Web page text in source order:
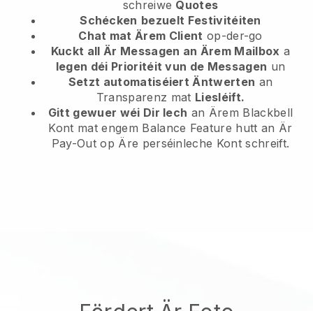
schreiwe Quotes
Schécken bezuelt Festivitéiten
Chat mat Ärem Client op-der-go
Kuckt all Är Messagen an Ärem Mailbox a
legen déi Prioritéit vun de Messagen un
Setzt automatiséiert Äntwerten an
Transparenz mat Liesléift.
Gitt gewuer wéi Dir Iech an Ärem Blackbell
Kont mat engem Balance Feature hutt an Är
Pay-Out op Äre perséinleche Kont schreift.